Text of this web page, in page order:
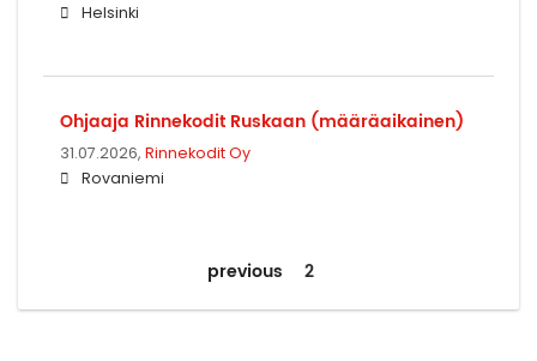
Helsinki
Ohjaaja Rinnekodit Ruskaan (määräaikainen)
31.07.2026, Rinnekodit Oy
Rovaniemi
previous 2